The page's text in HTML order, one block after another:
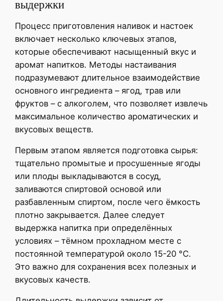
выдержки
Процесс приготовления наливок и настоек
включает несколько ключевых этапов,
которые обеспечивают насыщенный вкус и
аромат напитков. Методы настаивания
подразумевают длительное взаимодействие
основного ингредиента – ягод, трав или
фруктов – с алкоголем, что позволяет извлечь
максимальное количество ароматических и
вкусовых веществ.
Первым этапом является подготовка сырья:
тщательно промытые и просушенные ягоды
или плоды выкладываются в сосуд,
заливаются спиртовой основой или
разбавленным спиртом, после чего ёмкость
плотно закрывается. Далее следует
выдержка напитка при определённых
условиях – тёмном прохладном месте с
постоянной температурой около 15-20 °C.
Это важно для сохранения всех полезных и
вкусовых качеств.